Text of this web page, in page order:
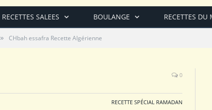
RECETTES SALEES BOULANGE RECETTES DU
» CHbah essafra Recette Algérienne
0
RECETTE SPÉCIAL RAMADAN